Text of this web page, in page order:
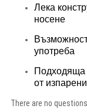
Лека
носене
употреба
Подходяща
от
There are no